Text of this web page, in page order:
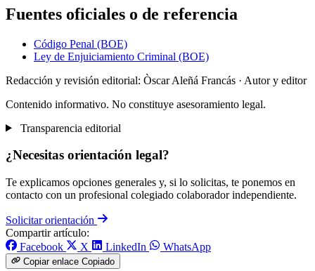
Fuentes oficiales o de referencia
Código Penal (BOE)
Ley de Enjuiciamiento Criminal (BOE)
Redacción y revisión editorial: Òscar Aleñá Francás · Autor y editor
Contenido informativo. No constituye asesoramiento legal.
Transparencia editorial
¿Necesitas orientación legal?
Te explicamos opciones generales y, si lo solicitas, te ponemos en
contacto con un profesional colegiado colaborador independiente.
Solicitar orientación
Compartir artículo:
Facebook
X LinkedIn WhatsApp
Copiar enlace Copiado